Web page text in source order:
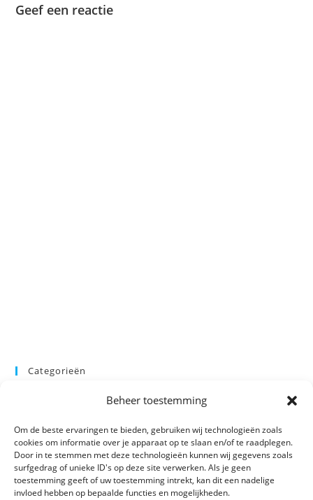
Beheer toestemming
Om de beste ervaringen te bieden, gebruiken wij technologieën zoals
cookies om informatie over je apparaat op te slaan en/of te raadplegen.
Door in te stemmen met deze technologieën kunnen wij gegevens zoals
surfgedrag of unieke ID's op deze site verwerken. Als je geen
toestemming geeft of uw toestemming intrekt, kan dit een nadelige
invloed hebben op bepaalde functies en mogelijkheden.
Geef een reactie
Categorieën
Categorie selecteren